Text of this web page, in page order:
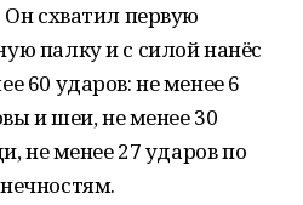
схватил первую
палку и с силой нанёс
60 ударов: не менее 6
и шеи, не менее 30
не менее 27 ударов по